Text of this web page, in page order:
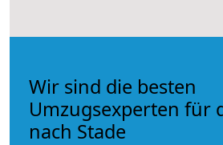
Wir sind die besten
Umzugsexperten für
nach Stade